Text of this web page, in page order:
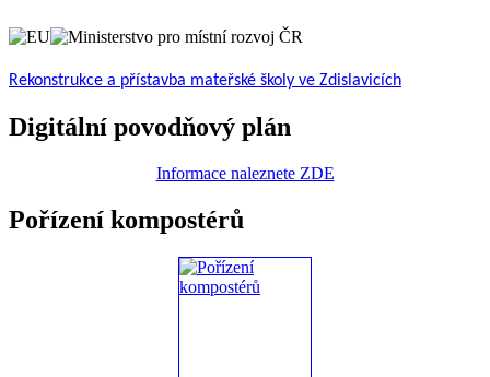
Rekonstrukce a přístavba mateřské školy ve Zdislavicích
Digitální povodňový plán
Informace naleznete ZDE
Pořízení kompostérů